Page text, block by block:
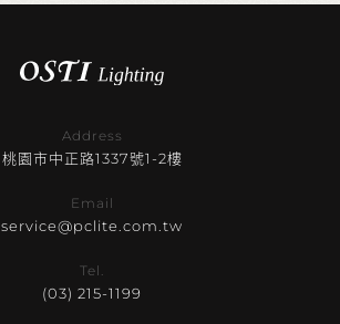
Address
桃園市中正路1337號1-2樓
Email
service@pclite.com.tw
Tel.
(03) 215-1199